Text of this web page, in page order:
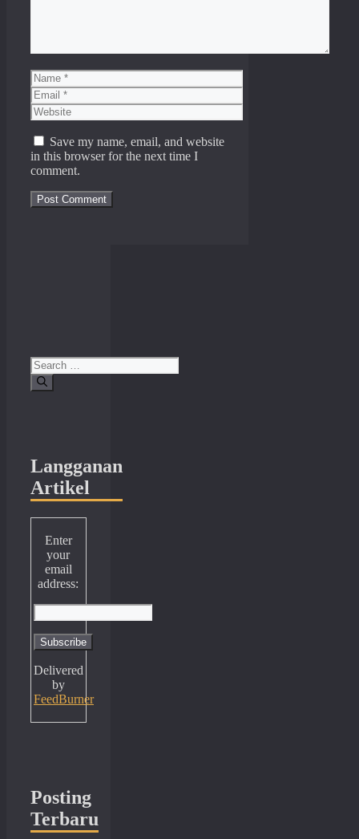
Name
Email
Website
Save my name, email, and website
in this browser for the next time I
comment.
Search
for:
Langganan
Artikel
Enter
your
email
address:
Delivered
by
FeedBurner
Posting
Terbaru